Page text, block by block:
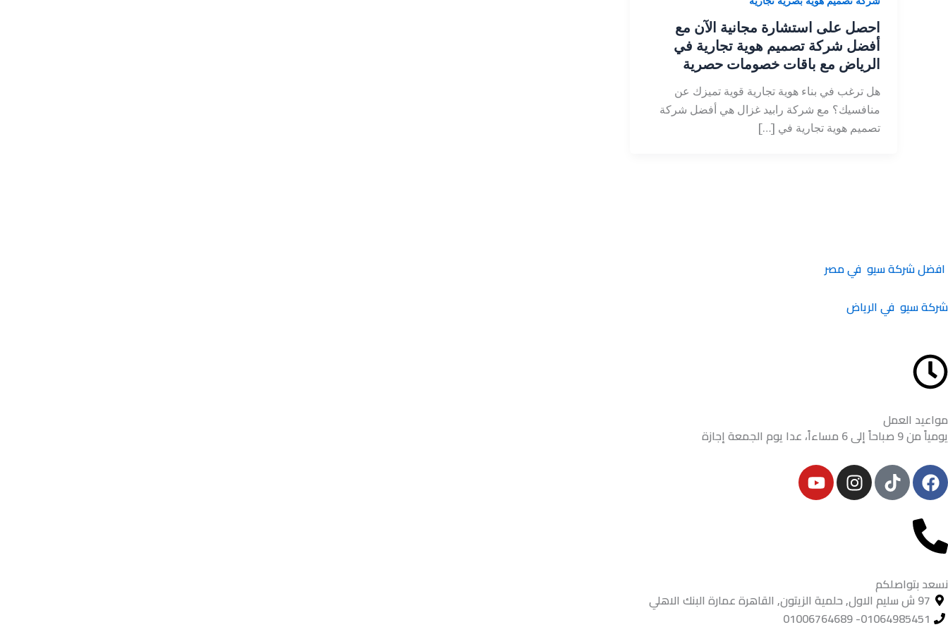
احصل على استشارة مجانية الآن مع
أفضل شركة تصميم هوية تجارية في
الرياض مع باقات خصومات حصرية
هل ترغب في بناء هوية تجارية قوية تميزك عن
منافسيك؟ مع شركة رابيد غزال هي أفضل شركة
تصميم هوية تجارية في […]
افضل شركة سيو في مصر
شركة سيو في الرياض
مواعيد العمل
يومياً من 9 صباحاً إلى 6 مساءاً، عدا يوم الجمعة إجازة
F
a
c
e
b
o
o
k
I
n
s
a
m
Y
o
u
نسعد بتواصلكم
97 ش سليم الاول, حلمية الزيتون, القاهرة عمارة البنك الاهلي
01064985451- 01006764689